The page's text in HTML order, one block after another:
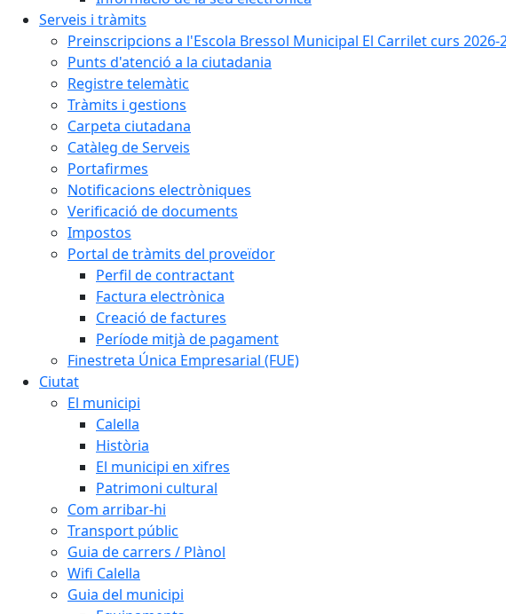
Serveis i tràmits
Preinscripcions a l'Escola Bressol Municipal El Carrilet curs 2026-
Punts d'atenció a la ciutadania
Registre telemàtic
Tràmits i gestions
Carpeta ciutadana
Catàleg de Serveis
Portafirmes
Notificacions electròniques
Verificació de documents
Impostos
Portal de tràmits del proveïdor
Perfil de contractant
Factura electrònica
Creació de factures
Període mitjà de pagament
Finestreta Única Empresarial (FUE)
Ciutat
El municipi
Calella
Història
El municipi en xifres
Patrimoni cultural
Com arribar-hi
Transport públic
Guia de carrers / Plànol
Wifi Calella
Guia del municipi